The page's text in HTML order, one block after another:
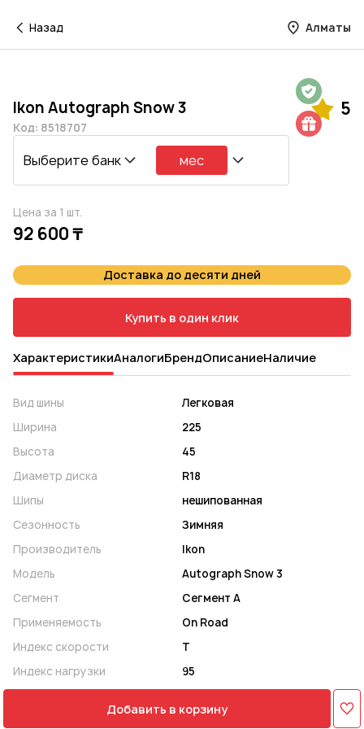
Назад Алматы
Ikon Autograph Snow 3 5
Код: 8518707
Выберите банк мес
Цена за 1 шт.
92 600 ₸
Доставка до десяти дней
Купить в один клик
ХарактеристикиАналогиБрендОписаниеНаличие
Вид шины
Легковая
Ширина
225
Высота
45
Диаметр диска
R18
Шипы
нешипованная
Сезонность
Зимняя
Производитель
Ikon
Модель
Autograph Snow 3
Сегмент
Сегмент A
Применяемость
On Road
Индекс скорости
T
Индекс нагрузки
95
Добавить в корзину